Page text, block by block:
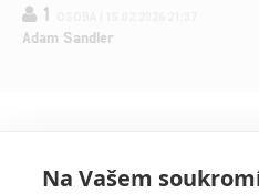
1
Adam Sandler
Na Vašem